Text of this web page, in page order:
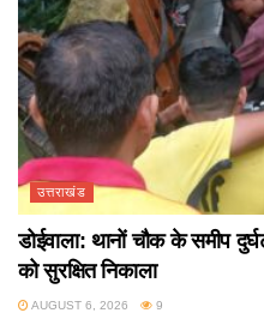
उत्तराखंड
डोईवाला: थानों चौक के समीप
को सुरक्षित निकाला
AUGUST 6, 2026 9